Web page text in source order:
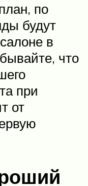
по
будут
в
что
при
от